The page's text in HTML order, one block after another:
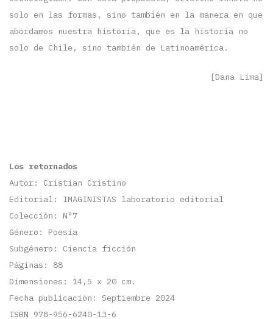
solo en las formas, sino también en la manera en que
abordamos nuestra historia, que es la historia no
solo de Chile, sino también de Latinoamérica.
[Dana Lima]
Los retornados
Autor: Cristian Cristino
Editorial: IMAGINISTAS laboratorio editorial
Colección: Nº7
Género: Poesía
Subgénero: Ciencia ficción
Páginas: 88
Dimensiones: 14,5 x 20 cm.
Fecha publicación: Septiembre 2024
ISBN 978-956-6240-13-6